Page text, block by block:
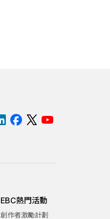
EBC熱門活動
創作者激勵計劃